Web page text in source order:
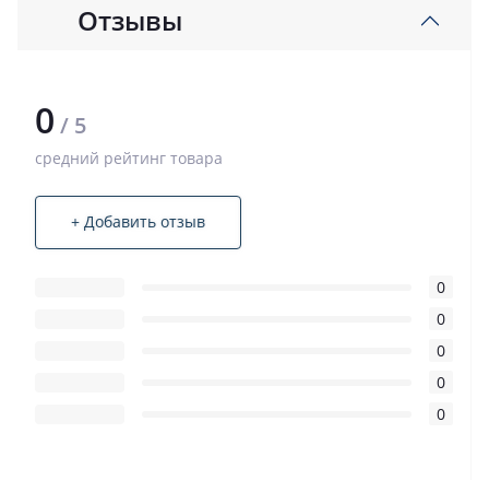
Отзывы
0 / 5
средний рейтинг товара
+ Добавить отзыв
0
0
0
0
0